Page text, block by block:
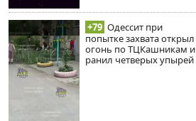
+79 Одессит при
попытке захвата открыл
огонь по ТЦКашникам и
ранил четверых упырей